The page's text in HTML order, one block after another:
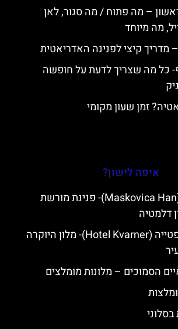
ראשון – מה פתוח / מה סגור, לאן
מה מיוחד
מדריך קיצי לפנינה האדריאטית
כל מה שצריך לדעת על חופשה
זמן שעון מקומי
איפה לישון?
מסקוביצה האן (Maskovica Han)- פנינת מורשת
דלמטיה
מלון קוורנר באופטייה (Hotel Kvarner)- מלון היוקרה